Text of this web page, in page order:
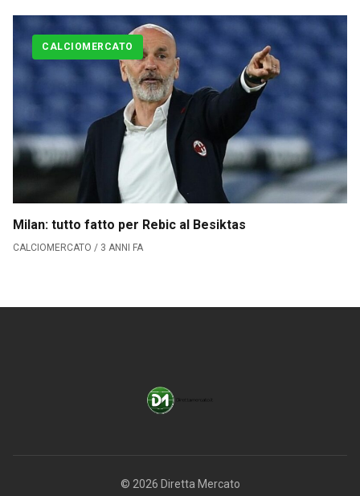
Collabora con noi
La Redazione
→
CALCIOMERCATO
Milan: tutto fatto per Rebic al Besiktas
CALCIOMERCATO / 3 ANNI FA
© 2026 Diretta Mercato